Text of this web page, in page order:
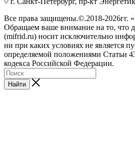
Все права защищены.©.2018-
Обращаем ваше внимание на то, что
(mifrid.ru) носит исключительно
ни при каких условиях не является
определяемой положениями Статьи
кодекса Российской Федерации.
Найти